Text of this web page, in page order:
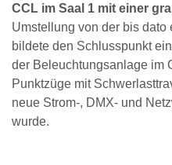
CCL im Saal 1 mit einer
Umstellung von der bis
bildete den Schlusspunkt
der Beleuchtungsanlage im
Punktzüge mit
neue Strom-, DMX- und
wurde.